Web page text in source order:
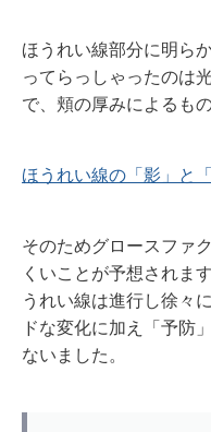
ほうれい線部分に明ら
ってらっしゃったのは
で、頬の厚みによるもの
ほうれい線の「影」と
そのためグロースファ
くいことが予想されま
うれい線は進行し徐々
ドな変化に加え「予防
ないました。